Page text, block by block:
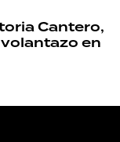
Cantero,
en